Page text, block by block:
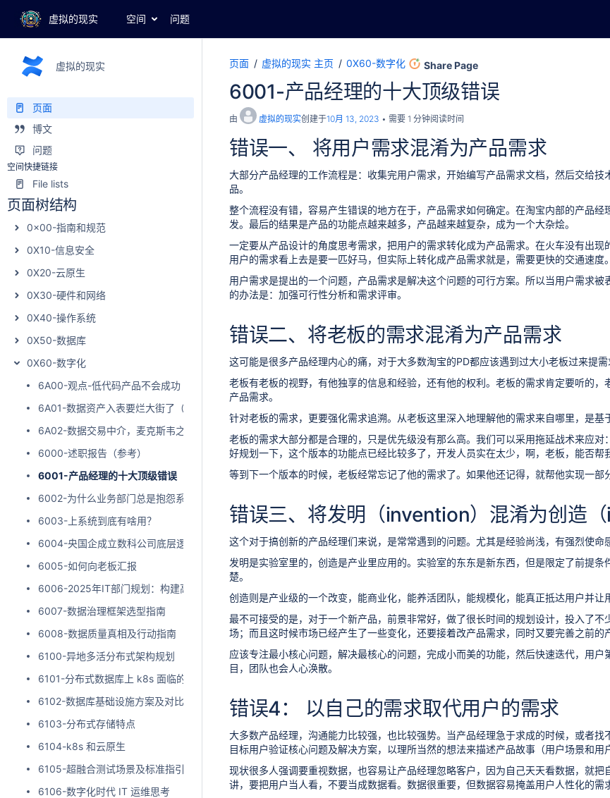
虚拟的现实 空间 问题
虚拟的现实
页面
博文
问题
空间快捷链接
File lists
页面树结构
0x00-指南和规范
0X10-信息安全
0X20-云原生
0X30-硬件和网络
0X40-操作系统
0X50-数据库
0X60-数字化
6A00-观点-低代码产品不会成功
6A01-数据资产入表要烂大街了（摘抄）
6A02-数据交易中介，麦克斯韦之妖（转发）
6000-述职报告（参考）
6001-产品经理的十大顶级错误
6002-为什么业务部门总是抱怨系统不好用
6003-上系统到底有啥用？
6004-央国企成立数科公司底层逻辑与思考
6005-如何向老板汇报
6006-2025年IT部门规划：构建高效、创新的技术引擎
6007-数据治理框架选型指南
6008-数据质量真相及行动指南
6100-异地多活分布式架构规划
6101-分布式数据库上 k8s 面临的困境
6102-数据库基础设施方案及对比
6103-分布式存储特点
6104-k8s 和云原生
6105-超融合测试场景及标准指引
6106-数字化时代 IT 运维思考
页面 虚拟的现实 主页 0X60-数字化 Share Page
6001-产品经理的十大顶级错误
由 虚拟的现实创建于10月 13, 2023 需要 1 分钟阅读时间
错误一、 将用户需求混淆为产品需求
大部分产品经理的工作流程是：收集完用户需求，开始编写产品需求文档，然后交给
品。
整个流程没有错，容易产生错误的地方在于，产品需求如何确定。在淘宝内部的产品
发。最后的结果是产品的功能点越来越多，产品越来越复杂，成为一个大杂烩。
一定要从产品设计的角度思考需求，把用户的需求转化成为产品需求。在火车没有出
用户的需求看上去是要一匹好马，但实际上转化成产品需求就是，需要更快的交通速度。
用户需求是提出的一个问题，产品需求是解决这个问题的可行方案。所以当用户需求
的办法是：加强可行性分析和需求评审。
错误二、将老板的需求混淆为产品需求
这可能是很多产品经理内心的痛，对于大多数淘宝的PD都应该遇到过大小老板过来提
老板有老板的视野，有他独享的信息和经验，还有他的权利。老板的需求肯定要听的
产品需求。
针对老板的需求，更要强化需求追溯。从老板这里深入地理解他的需求来自哪里，是基
老板的需求大部分都是合理的，只是优先级没有那么高。我们可以采用拖延战术来应
好规划一下，这个版本的功能点已经比较多了，开发人员实在太少，啊，老板，能否
等到下一个版本的时候，老板经常忘记了他的需求了。如果他还记得，就帮他实现一部
错误三、将发明（invention）混淆为创造（
这个对于搞创新的产品经理们来说，是常常遇到的问题。尤其是经验尚浅，有强烈使
发明是实验室里的，创造是产业里应用的。实验室的东东是新东西，但是限定了前提
楚。
创造则是产业级的一个改变，能商业化，能养活团队，能规模化，能真正抵达用户并让
最不可接受的是，对于一个新产品，前景非常好，做了很长时间的规划设计，投入了
场；而且这时候市场已经产生了一些变化，还要接着改产品需求，同时又要完善之前的
应该专注最小核心问题，解决最核心的问题，完成小而美的功能，然后快速迭代，用
目，团队也会人心涣散。
错误4： 以自己的需求取代用户的需求
大多数产品经理，沟通能力比较强，也比较强势。当产品经理急于求成的时候，或者
目标用户验证核心问题及解决方案，以理所当然的想法来描述产品故事（用户场景和用
现状很多人强调要重视数据，也容易让产品经理忽略客户，因为自己天天看数据，就
讲，要把用户当人看，不要当成数据看。数据很重要，但数据容易掩盖用户人性化的需